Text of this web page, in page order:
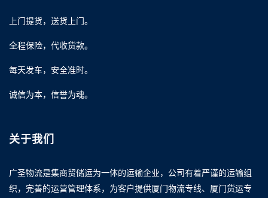
上门提货，送货上门。
全程保险，代收货款。
每天发车，安全准时。
诚信为本，信誉为魂。
关于我们
广圣物流是集商贸储运为一体的运输企业，公司有着严谨的运输组
织，完善的运营管理体系，为客户提供厦门物流专线、厦门货运专